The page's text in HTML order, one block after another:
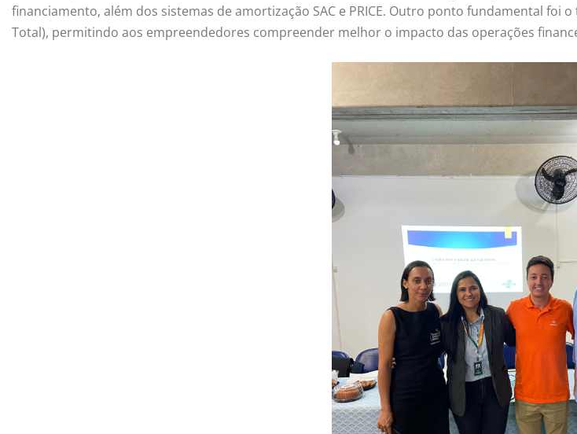
financiamento, além dos sistemas de amortização SAC e PRICE. Outro ponto fundamental foi
Total), permitindo aos empreendedores compreender melhor o impacto das operações